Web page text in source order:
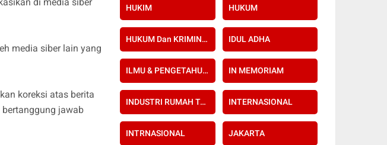
media siber lain yang
koreksi atas berita
jawab
HUKIM HUKUM
HUKUM Dan KRIMINAL IDUL ADHA
ILMU & PENGETAHUAN IN MEMORIAM
INDUSTRI RUMAH TANGGA INTERNASIONAL
INTRNASIONAL JAKARTA